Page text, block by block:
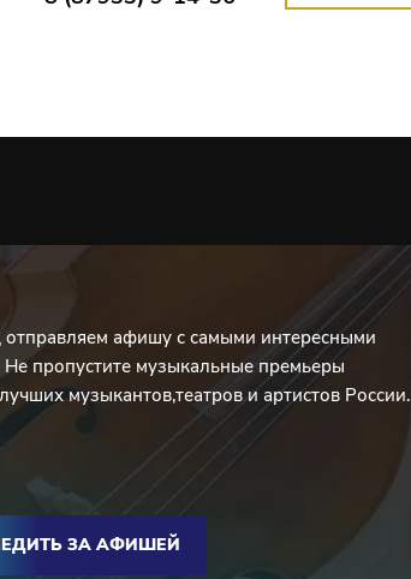
на телеэкраны в образе
выпускникам
Мария окончила
принята в труппу
лет, Мария сыграла 10
в антрепризных
сестры главного героя
Также снималась
«Отдел». Мария снялась
получил главный приз
телевидения в номинации
отправляем афишу с самыми интересными
пропустите музыкальные премьеры
музыкантов,театров и артистов России.
ЗА АФИШЕЙ